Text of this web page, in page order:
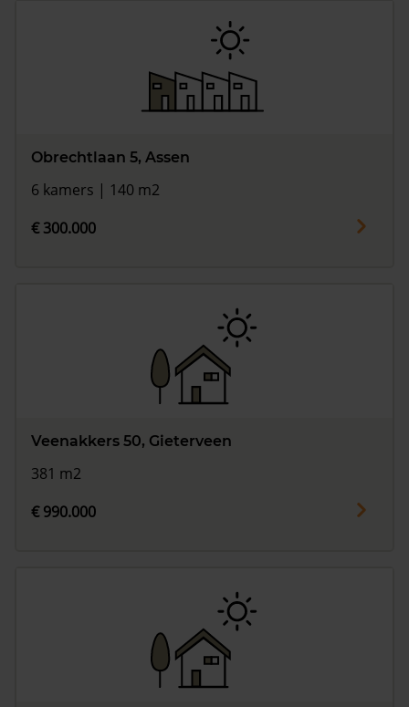
Obrechtlaan 5, Assen
6 kamers | 140 m2
€ 300.000
Veenakkers 50, Gieterveen
381 m2
€ 990.000